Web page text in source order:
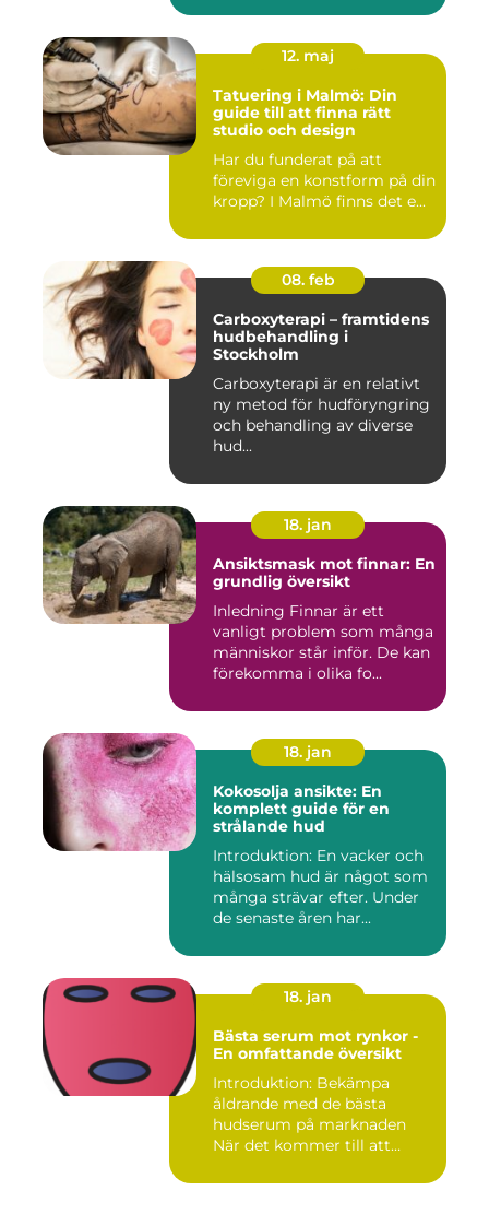
12. maj
Tatuering i Malmö: Din
guide till att finna rätt
studio och design
Har du funderat på att
föreviga en konstform på din
kropp? I Malmö finns det e...
08. feb
Carboxyterapi – framtidens
hudbehandling i
Stockholm
Carboxyterapi är en relativt
ny metod för hudföryngring
och behandling av diverse
hud...
18. jan
Ansiktsmask mot finnar: En
grundlig översikt
Inledning Finnar är ett
vanligt problem som många
människor står inför. De kan
förekomma i olika fo...
18. jan
Kokosolja ansikte: En
komplett guide för en
strålande hud
Introduktion: En vacker och
hälsosam hud är något som
många strävar efter. Under
de senaste åren har...
18. jan
Bästa serum mot rynkor -
En omfattande översikt
Introduktion: Bekämpa
åldrande med de bästa
hudserum på marknaden
När det kommer till att